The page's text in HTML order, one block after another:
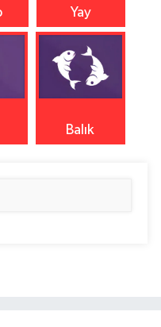
Yay
Balık